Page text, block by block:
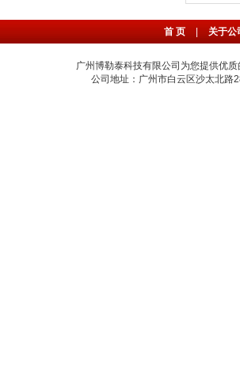
首 页 关于公
广州博勒泰科技有限公司为您提供优
公司地址：广州市白云区沙太北